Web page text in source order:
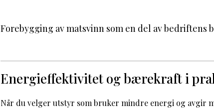
Forebygging av matsvinn som en del av
Energieffektivitet og bærekraft i
Når du velger utstyr som bruker mindre energi og avgir